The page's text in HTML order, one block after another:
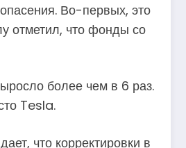
Во-первых, это
отметил, что фонды со
более чем в 6 раз.
Tesla.
что корректировки в